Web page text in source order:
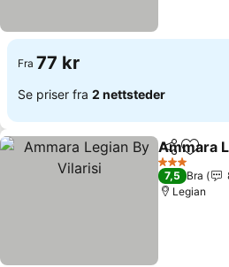
Fra 77 kr
Se priser fra 2 nettsteder
Del Legg
Ammara
3 Stjerner
7,5 Bra
Legian